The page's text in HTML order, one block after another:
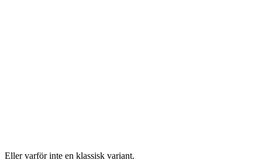
Eller varför inte en klassisk variant.